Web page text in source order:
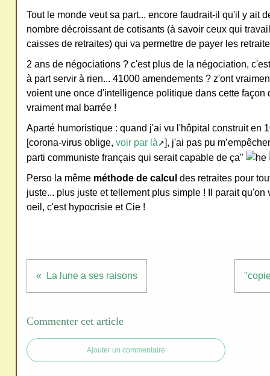
Tout le monde veut sa part... encore faudrait-il qu'il y ait
nombre décroissant de cotisants (à savoir ceux qui
caisses de retraites) qui va permettre de payer les
2 ans de négociations ? c'est plus de la négociation,
à part servir à rien... 41000 amendements ? z'ont
voient une once d'intelligence politique dans cette façon
vraiment mal barrée !
Aparté humoristique : quand j'ai vu l'hôpital construit en
[corona-virus oblige, voir par là ↗], j'ai pas pu
parti communiste français qui serait capable de ça"
Perso la même méthode de calcul des retraites pour
juste... plus juste et tellement plus simple ! Il parait qu'on
oeil, c'est hypocrisie et Cie !
La lune a ses raisons
Commenter cet article
Ajouter un commentaire